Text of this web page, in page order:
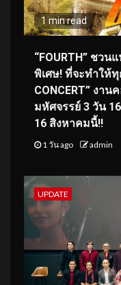
1 min read
“FOURTH” ชวน
พิเศษ! ที่จะทำให้ทุ
CONCERT” งา
มหัศจรรย์ 3 วัน
16 สิงหาคมนี้!!
1 วัน ago admin
UPDATE